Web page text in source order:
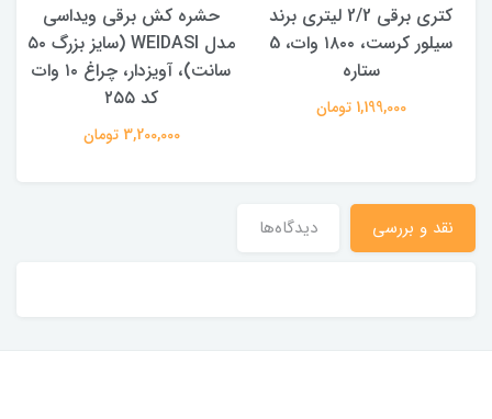
کتری برقی 2/2 لیتری برند
سیلور کرست، ۱۸۰۰ وات، 5
ستاره
1,199,000 تومان
حشره کش برقی ویداسی
مدل WEIDASI (سایز بزرگ ۵۰
سانت)، آویزدار، چراغ ۱۰ وات
کد ۲۵۵
3,200,000 تومان
نقد و بررسی دیدگاه‌ها